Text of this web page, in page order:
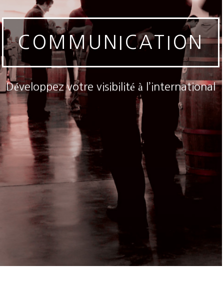
COMMUNICATION
Développez votre visibilité à l’international